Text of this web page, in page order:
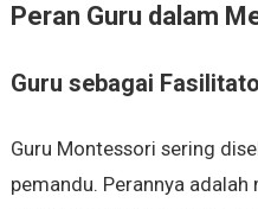
Peran Guru dalam
Guru sebagai
Guru Montessori sering
pemandu. Perannya